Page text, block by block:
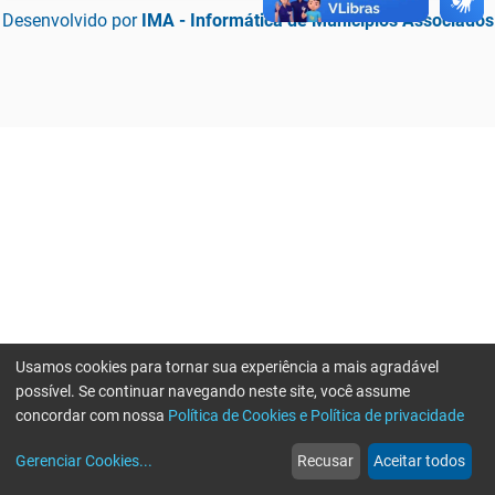
Desenvolvido por IMA - Informática de Municípios Associados
web
Notícias
more_horiz
Mais
Usamos cookies para tornar sua experiência a mais agradável
possível. Se continuar navegando neste site, você assume
concordar com nossa Política de Cookies e Política de privacidade
Gerenciar Cookies... Recusar Aceitar todos
Erro ao enviar informações, por favor tente novamente